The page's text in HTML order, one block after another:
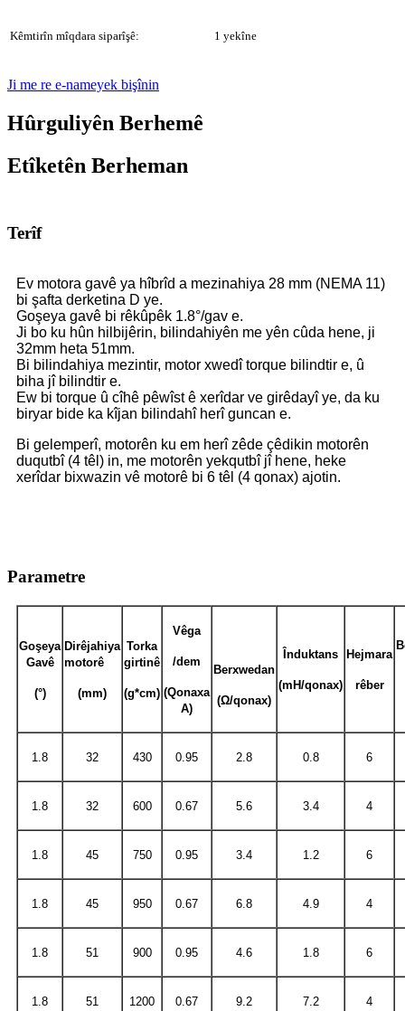
Kêmtirîn mîqdara siparîşê: 1 yekîne
Ji me re e-nameyek bişînin
Hûrguliyên Berhemê
Etîketên Berheman
Terîf
Ev motora gavê ya hîbrîd a mezinahiya 28 mm (NEMA 11)
bi şafta derketina D ye.
Goşeya gavê bi rêkûpêk 1.8°/gav e.
Ji bo ku hûn hilbijêrin, bilindahiyên me yên cûda hene, ji
32mm heta 51mm.
Bi bilindahiya mezintir, motor xwedî torque bilindtir e, û
biha jî bilindtir e.
Ew bi torque û cîhê pêwîst ê xerîdar ve girêdayî ye, da ku
biryar bide ka kîjan bilindahî herî guncan e.
Bi gelemperî, motorên ku em herî zêde çêdikin motorên
duqutbî (4 têl) in, me motorên yekqutbî jî hene, heke
xerîdar bixwazin vê motorê bi 6 têl (4 qonax) ajotin.
Parametre
Goşeya
Gavê
(°)
Dirêjahiya
motorê
(mm)
Torka
girtinê
(g*cm)
Vêga
/dem
(Qonaxa
A)
Berxwedan
(Ω/qonax)
Înduktans
(mH/qonax)
Hejmara
rêber
1.8 32 430 0.95 2.8 0.8 6
1.8 32 600 0.67 5.6 3.4 4
1.8 45 750 0.95 3.4 1.2 6
1.8 45 950 0.67 6.8 4.9 4
1.8 51 900 0.95 4.6 1.8 6
1.8 51 1200 0.67 9.2 7.2 4